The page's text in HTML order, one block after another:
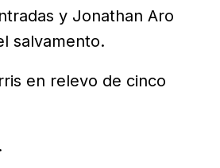
y Jonathan Aro
salvamento.
en relevo de cinco